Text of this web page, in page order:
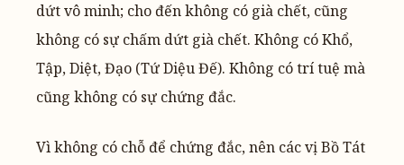
dứt vô minh; cho đến không có già chết, cũng
không có sự chấm dứt già chết. Không có Khổ,
Tập, Diệt, Đạo (Tứ Diệu Đế). Không có trí tuệ mà
cũng không có sự chứng đắc.
Vì không có chỗ để chứng đắc, nên các vị Bồ Tát